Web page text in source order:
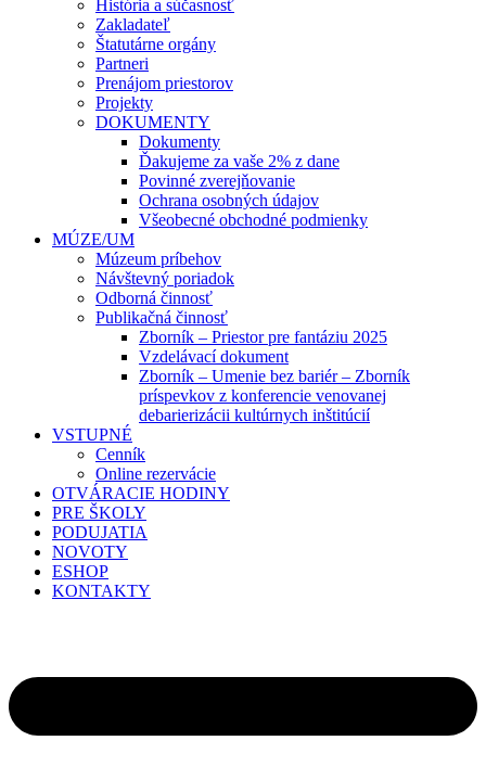
História a súčasnosť
Zakladateľ
Štatutárne orgány
Partneri
Prenájom priestorov
Projekty
DOKUMENTY
Dokumenty
Ďakujeme za vaše 2% z dane
Povinné zverejňovanie
Ochrana osobných údajov
Všeobecné obchodné podmienky
MÚZE/UM
Múzeum príbehov
Návštevný poriadok
Odborná činnosť
Publikačná činnosť
Zborník – Priestor pre fantáziu 2025
Vzdelávací dokument
Zborník – Umenie bez bariér – Zborník
príspevkov z konferencie venovanej
debarierizácii kultúrnych inštitúcií
VSTUPNÉ
Cenník
Online rezervácie
OTVÁRACIE HODINY
PRE ŠKOLY
PODUJATIA
NOVOTY
ESHOP
KONTAKTY